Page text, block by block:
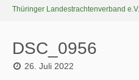
Thüringer Landestrachtenverband e.V.
DSC_0956
26. Juli 2022